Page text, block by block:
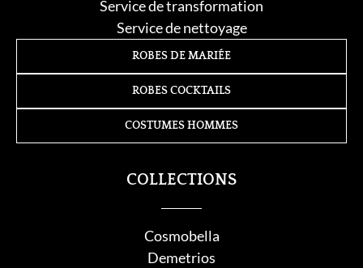
Service de transformation
Service de nettoyage
COLLECTIONS
Cosmobella
Demetrios
ROBES DE MARIÉE
ROBES COCKTAILS
COSTUMES HOMMES